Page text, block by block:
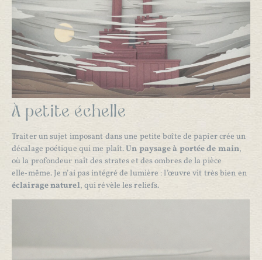
À petite échelle
Traiter un sujet imposant dans une petite boîte de papier crée un
décalage poétique qui me plaît.Un paysage à portée de main,
où la profondeur naît des strates et des ombres de la pièce
elle‑même. Je n’ai pas intégré de lumière : l’œuvre vit très bien en
éclairage naturel, qui révèle les reliefs.